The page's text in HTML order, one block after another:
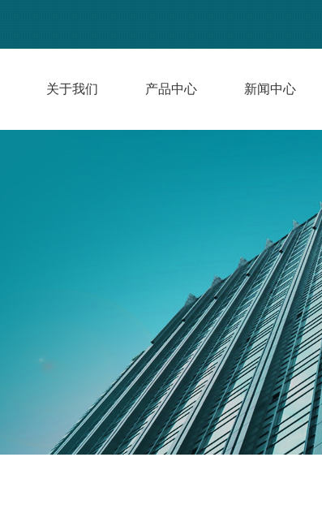
关于我们 产品中心 新闻中心